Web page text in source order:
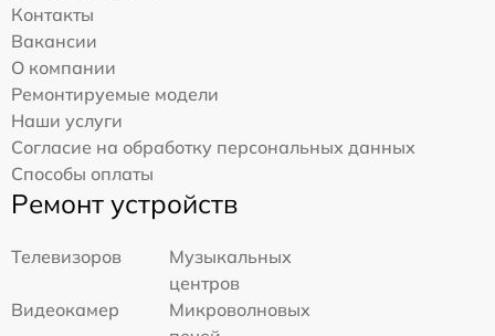
Контакты
Вакансии
О компании
Ремонтируемые модели
Наши услуги
Согласие на обработку персональных данных
Способы оплаты
Ремонт устройств
Телевизоров
Музыкальных
центров
Видеокамер
Микроволновых